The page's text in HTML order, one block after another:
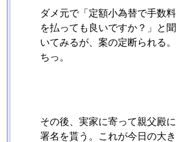
ダメ元で「定額小為替で手数料
を払っても良いですか？」と聞
いてみるが、案の定断られる。
ちっ。
その後、実家に寄って親父殿に
署名を貰う。これが今日の大き